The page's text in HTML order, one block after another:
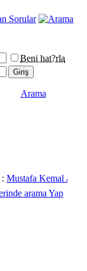
Beni hat?rla
Arama
Mustafa Kemal